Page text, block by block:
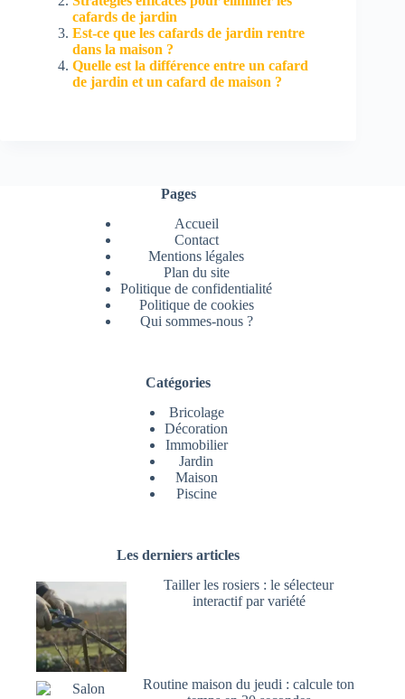
cafards de jardin
Est-ce que les cafards de jardin rentre
dans la maison ?
Quelle est la différence entre un cafard
de jardin et un cafard de maison ?
Pages
Accueil
Contact
Mentions légales
Plan du site
Politique de confidentialité
Politique de cookies
Qui sommes-nous ?
Catégories
Bricolage
Décoration
Immobilier
Jardin
Maison
Piscine
Les derniers articles
Tailler les rosiers : le sélecteur
interactif par variété
Routine maison du jeudi : calcule ton